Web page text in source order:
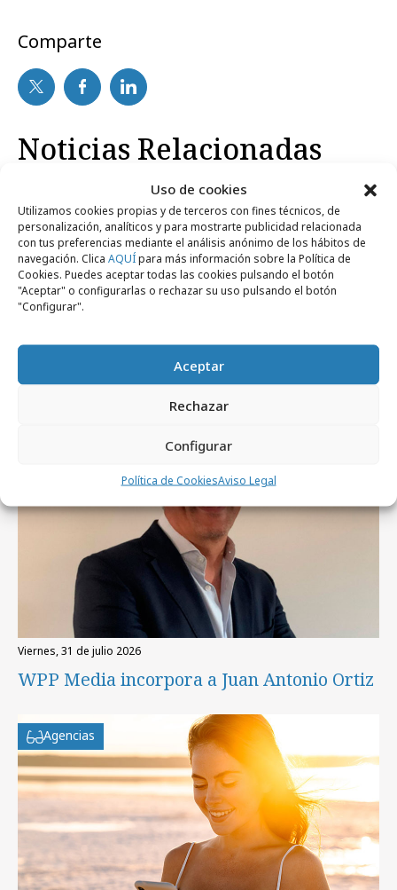
Uso de cookies
Utilizamos cookies propias y de terceros con fines técnicos, de
personalización, analíticos y para mostrarte publicidad relacionada
con tus preferencias mediante el análisis anónimo de los hábitos de
navegación. Clica AQUÍpara más información sobre la Política de
Cookies. Puedes aceptar todas las cookies pulsando el botón
"Aceptar" o configurarlas o rechazar su uso pulsando el botón
"Configurar".
Aceptar
Rechazar
Configurar
Política de CookiesAviso Legal
Comparte
Noticias Relacionadas
No se han encontrado noticias relacionadas.
Profesionales
viernes, 31 de julio 2026
WPP Media incorpora a Juan Antonio Ortiz
Agencias